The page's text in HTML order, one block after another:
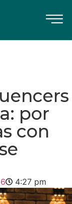
por
con
4:27 pm